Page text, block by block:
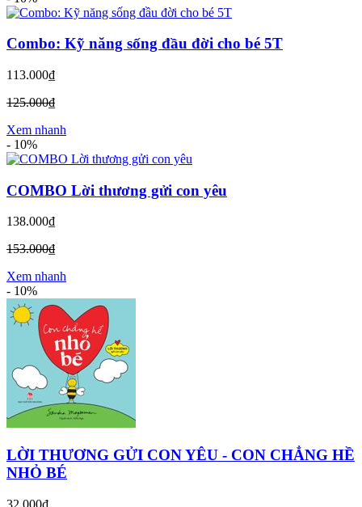
Combo: Kỹ năng sống đầu đời cho bé 5T
113.000₫
125.000₫
Xem nhanh
- 10%
COMBO Lời thương gửi con yêu
138.000₫
153.000₫
Xem nhanh
- 10%
LỜI THƯƠNG GỬI CON YÊU - CON CHẲNG HỀ
NHỎ BÉ
32.000₫